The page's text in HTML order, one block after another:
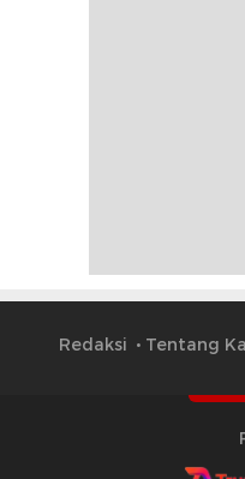
Redaksi Tentang